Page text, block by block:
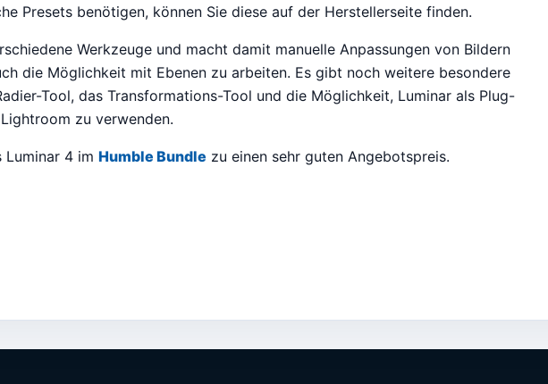
Presets benötigen, können Sie diese auf der Herstellerseite finden.
Werkzeuge und macht damit manuelle Anpassungen von Bildern
die Möglichkeit mit Ebenen zu arbeiten. Es gibt noch weitere besondere
Tool, das Transformations-Tool und die Möglichkeit, Luminar als Plug-
zu verwenden.
Luminar 4 im Humble Bundle zu einen sehr guten Angebotspreis.